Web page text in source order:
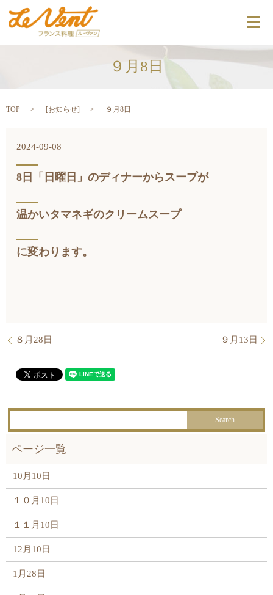
メ
９月8日
TOP [お知らせ] ９月8日
2024-09-08
8日「日曜日」のディナーからスープが
温かいタマネギのクリームスープ
に変わります。
８月28日 ９月13日
10月10日
１０月10日
１１月10日
12月10日
1月28日